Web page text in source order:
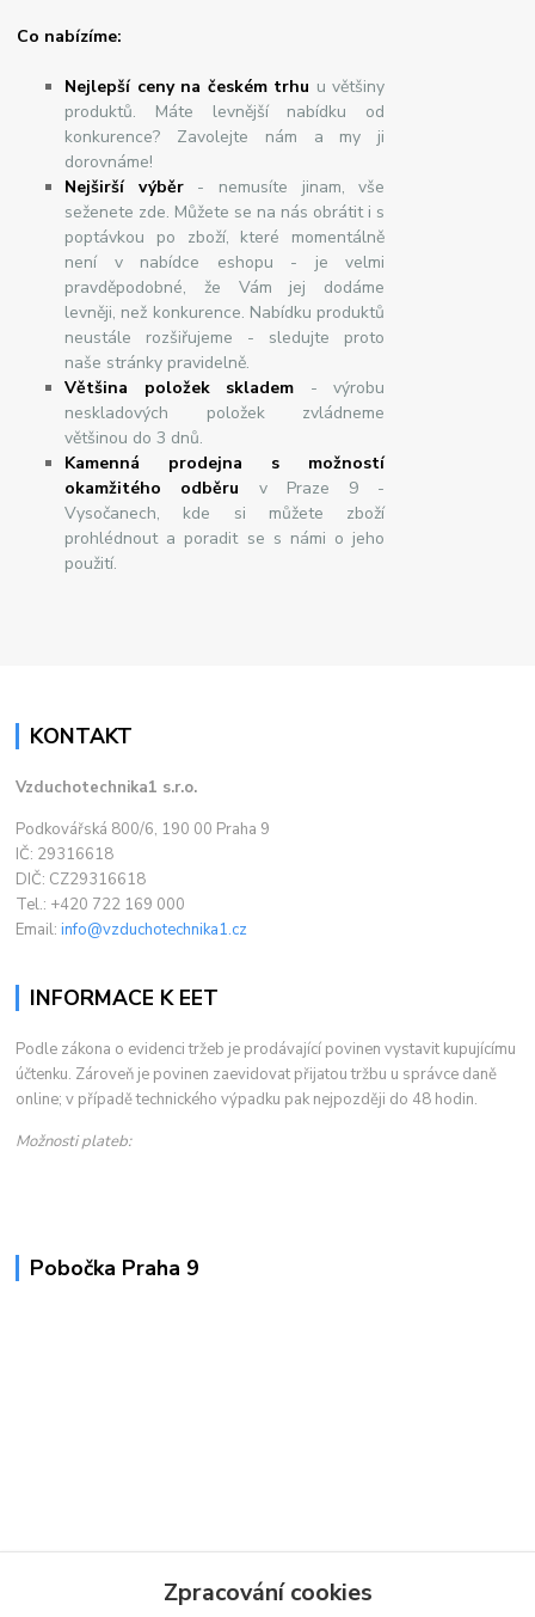
Co nabízíme:
Nejlepší ceny na českém trhu u většiny
produktů. Máte levnější nabídku od
konkurence? Zavolejte nám a my ji
dorovnáme!
Nejširšívýběr- nemusíte jinam, vše
seženete zde. Můžete se na nás obrátit i s
poptávkou po zboží, které momentálně
není v nabídce eshopu - je velmi
pravděpodobné, že Vám jej dodáme
levněji, než konkurence. Nabídku produktů
neustále rozšiřujeme - sledujte proto
naše stránky pravidelně.
Většina položek skladem - výrobu
neskladových položek zvládneme
většinou do 3 dnů.
Kamenná prodejna s možností
okamžitého odběru v Praze 9 -
Vysočanech, kde si můžete zboží
prohlédnout a poradit se s námi o jeho
použití.
KONTAKT
Vzduchotechnika1 s.r.o.
Podkovářská 800/6, 190 00 Praha 9
IČ: 29316618
DIČ: CZ29316618
Tel.: +420 722 169 000
Email:info@vzduchotechnika1.cz
INFORMACE K EET
Podle zákona o evidenci tržeb je prodávající povinen vystavit kupujícímu
účtenku. Zároveň je povinen zaevidovat přijatou tržbu u správce daně
online; v případě technického výpadku pak nejpozději do 48 hodin.
Možnosti plateb:
Pobočka Praha 9
Zpracování cookies